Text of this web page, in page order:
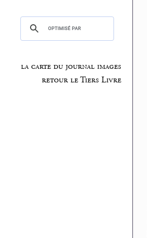
la carte du journal images
retour le Tiers Livre